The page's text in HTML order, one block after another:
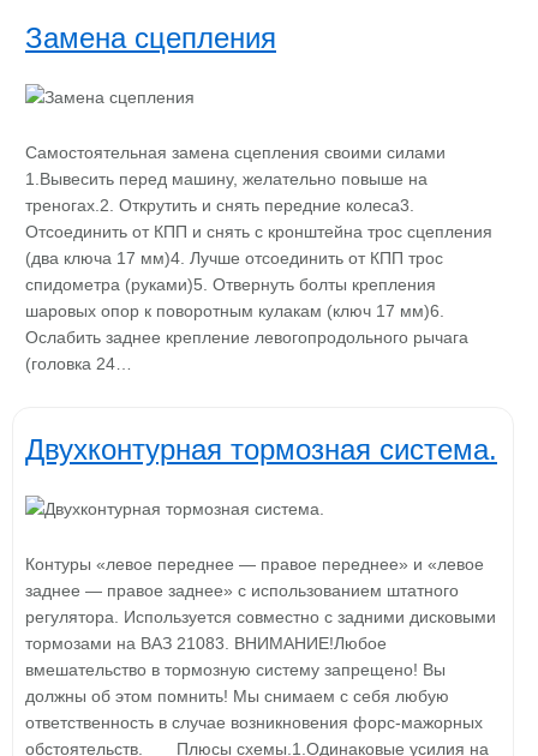
Замена сцепления
Самостоятельная замена сцепления своими силами
1.Вывесить перед машину, желательно повыше на
треногах.2. Открутить и снять передние колеса3.
Отсоединить от КПП и снять с кронштейна трос сцепления
(два ключа 17 мм)4. Лучше отсоединить от КПП трос
спидометра (руками)5. Отвернуть болты крепления
шаровых опор к поворотным кулакам (ключ 17 мм)6.
Ослабить заднее крепление левогопродольного рычага
(головка 24…
Двухконтурная тормозная система.
Контуры «левое переднее — правое переднее» и «левое
заднее — правое заднее» с использованием штатного
регулятора. Используется совместно с задними дисковыми
тормозами на ВАЗ 21083. ВНИМАНИЕ!Любое
вмешательство в тормозную систему запрещено! Вы
должны об этом помнить! Мы снимаем с себя любую
ответственность в случае возникновения форс-мажорных
обстоятельств. Плюсы схемы.1.Одинаковые усилия на